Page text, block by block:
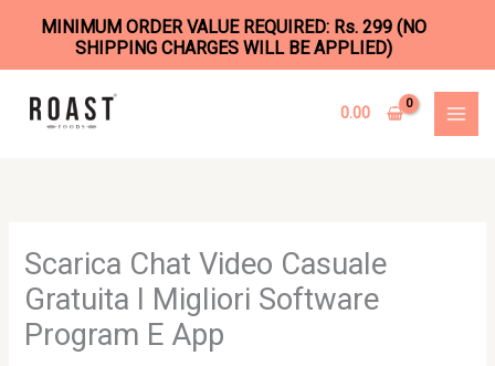
content
0.00
Scarica Chat Video Casuale
Gratuita I Migliori Software
Program E App
MINIMUM ORDER VALUE REQUIRED: Rs. 299 (NO
SHIPPING CHARGES WILL BE APPLIED)